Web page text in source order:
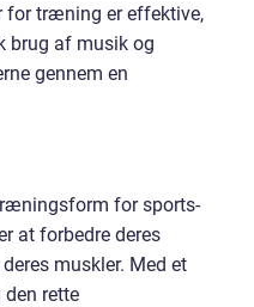
for træning er effektive,
brug af musik og
gennem en
for sports-
at forbedre deres
muskler. Med et
rette